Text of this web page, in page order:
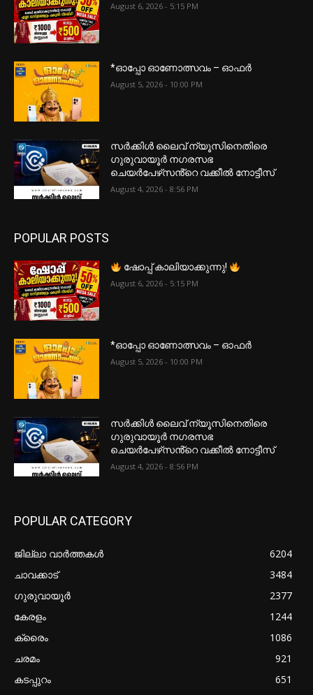
August 6, 2026 - 5:15 PM
*ഓപ്പോ ഓണോത്സവം – ഓഫർ
August 5, 2026 - 10:00 PM
സർക്കിൾ ലൈവ് ന്യൂസിനെതിരെ
ഗുരുവായൂർ നഗരസഭ
ചെയർപേഴ്‌സൻ്റെ വക്കീൽ നോട്ടീസ്
August 4, 2026 - 8:56 PM
POPULAR POSTS
ഷോപ്പ് കാലിയാക്കുന്നു!
August 6, 2026 - 5:15 PM
*ഓപ്പോ ഓണോത്സവം – ഓഫർ
August 5, 2026 - 10:00 PM
സർക്കിൾ ലൈവ് ന്യൂസിനെതിരെ
ഗുരുവായൂർ നഗരസഭ
ചെയർപേഴ്‌സൻ്റെ വക്കീൽ നോട്ടീസ്
August 4, 2026 - 8:56 PM
POPULAR CATEGORY
ജില്ലാ വാർത്തകൾ
6204
ചാവക്കാട്
3484
ഗുരുവായൂർ
2377
കേരളം
1244
ക്രൈം
1086
ചരമം
921
കടപ്പുറം
651